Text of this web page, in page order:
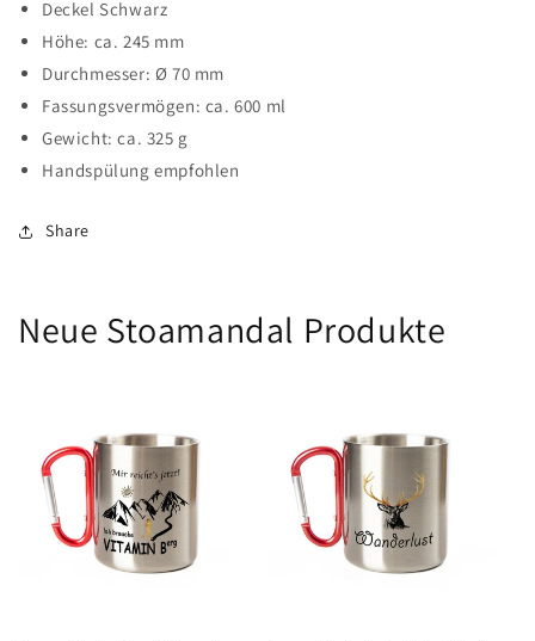
Deckel Schwarz
Höhe: ca. 245 mm
Durchmesser: Ø 70 mm
Fassungsvermögen: ca. 600 ml
Gewicht: ca. 325 g
Handspülung empfohlen
Share
Neue Stoamandal Produkte